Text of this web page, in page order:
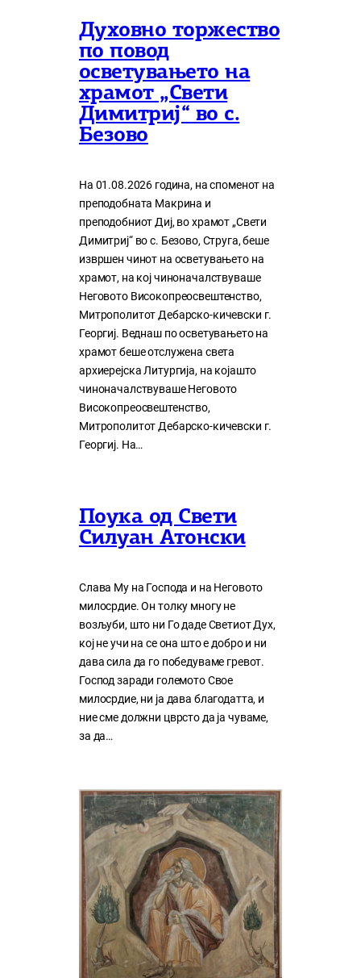
Духовно торжество
по повод
осветувањето на
храмот „Свети
Димитриј“ во с.
Безово
На 01.08.2026 година, на споменот на
преподобната Макрина и
преподобниот Диј, во храмот „Свети
Димитриј“ во с. Безово, Струга, беше
извршен чинот на осветувањето на
храмот, на кој чиноначалствуваше
Неговото Високопреосвештенство,
Митрополитот Дебарско-кичевски г.
Георгиј. Веднаш по осветувањето на
храмот беше отслужена света
архиерејска Литургија, на којашто
чиноначалствуваше Неговото
Високопреосвештенство,
Митрополитот Дебарско-кичевски г.
Георгиј. На…
Поука од Свети
Силуан Атонски
Слава Му на Господа и на Неговото
милосрдие. Он толку многу нe
возљуби, што ни Го даде Светиот Дух,
кој нe учи на сe она што е добро и ни
дава сила да го победуваме гревот.
Господ заради големото Свое
милосрдие, ни ја дава благодатта, и
ние сме должни цврсто да ја чуваме,
за да…